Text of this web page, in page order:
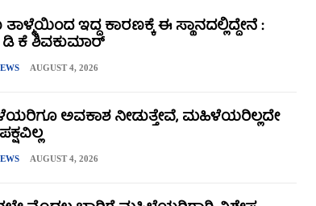
ಇದ್ದ ಕಾರಣಕ್ಕೆ ಈ ಸ್ಥಾನದಲ್ಲಿದ್ದೇನೆ :
ಕೆ ಶಿವಕುಮಾರ್
AUGUST 4, 2026
ಅವಕಾಶ ನೀಡುತ್ತೇವೆ, ಮಹಿಳೆಯರಿಲ್ಲದೇ
AUGUST 4, 2026